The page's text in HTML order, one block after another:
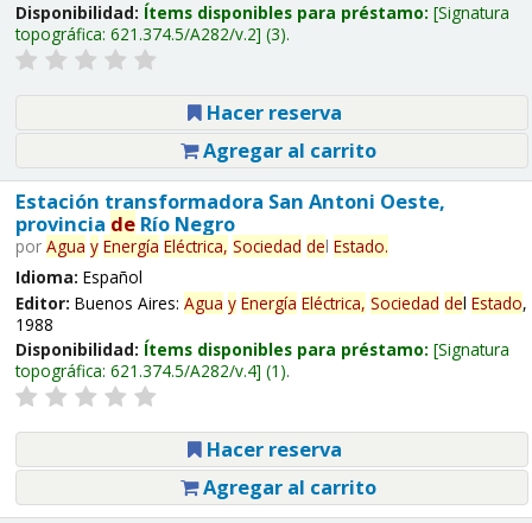
Disponibilidad: Ítems disponibles para préstamo: Signatura
topográfica: 621.374.5/A282/v.2 (3).
Hacer reserva
Agregar al carrito
Estación transformadora San Antoni Oeste,
provincia deRío Negro
por Agua y Energía Eléctrica, Sociedad del Estado.
Idioma: Español
Editor: Buenos Aires: Agua y Energía Eléctrica, Sociedad del Estado,
1988
Disponibilidad: Ítems disponibles para préstamo: Signatura
topográfica: 621.374.5/A282/v.4 (1).
Hacer reserva
Agregar al carrito